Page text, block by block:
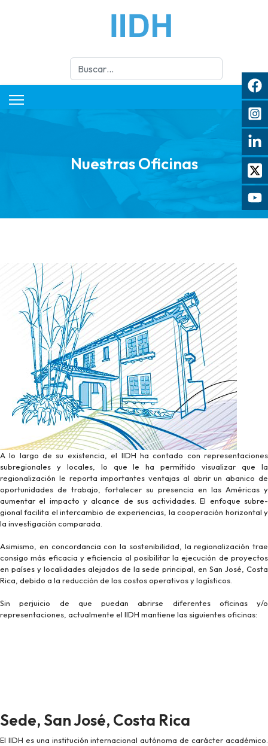
Buscar
Nuestras Oficinas
A lo largo de su existencia, el IIDH ha contado con representaciones
subregionales y locales, lo que le ha permitido visualizar que la
regionalización le reporta importantes ventajas al abrir un abanico de
oportunidades de trabajo, fortalecer su presencia en las Américas y
aumentar el impacto y alcance de sus actividades. El enfoque subre-
gional facilita el intercambio de experiencias, la cooperación horizontal y
la investigación comparada.
Asimismo, en concordancia con la sostenibilidad, la regionalización trae
consigo más eficacia y eficiencia al posibilitar la ejecución de proyectos
en países y localidades alejados de la sede principal, en San José, Costa
Rica, debido a la reducción de los costos operativos y logísticos.
Sin perjuicio de que puedan abrirse diferentes oficinas y/o
representaciones, actualmente el IIDH mantiene las siguientes oficinas:
Sede, San José, Costa Rica
El IIDH es una institución internacional autónoma de carácter académico.